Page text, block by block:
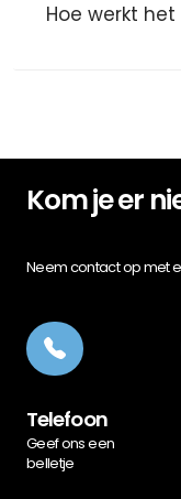
Hoe werkt
Kom je er
Neem contact op met
Telefoon
Geef ons een
belletje